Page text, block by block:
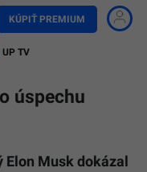
KÚPIŤ PREMIUM
UP TV
úspechu
Elon Musk dokázal